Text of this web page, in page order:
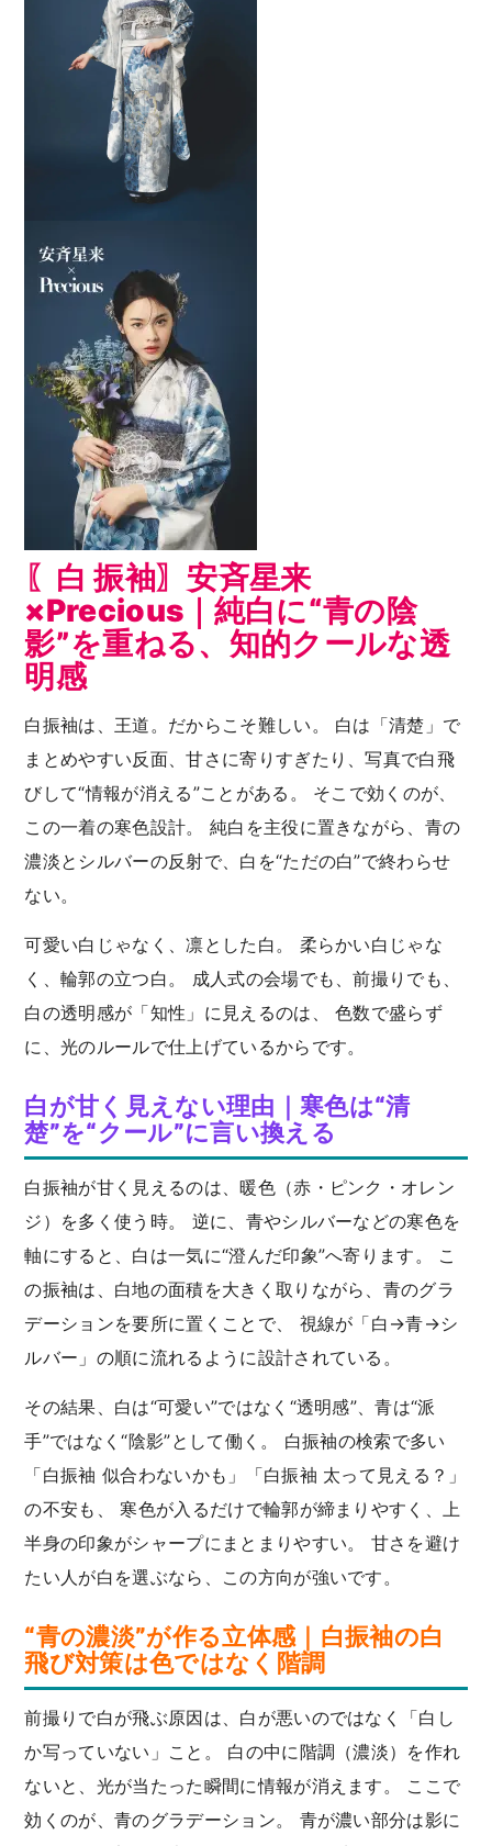
〖白 振袖〗安斉星来
×Precious｜純白に“青の陰
影”を重ねる、知的クールな透
明感
白振袖は、王道。だからこそ難しい。 白は「清楚」で
まとめやすい反面、甘さに寄りすぎたり、写真で白飛
びして“情報が消える”ことがある。 そこで効くのが、
この一着の寒色設計。 純白を主役に置きながら、青の
濃淡とシルバーの反射で、白を“ただの白”で終わらせ
ない。
可愛い白じゃなく、凛とした白。 柔らかい白じゃな
く、輪郭の立つ白。 成人式の会場でも、前撮りでも、
白の透明感が「知性」に見えるのは、 色数で盛らず
に、光のルールで仕上げているからです。
白が甘く見えない理由｜寒色は“清
楚”を“クール”に言い換える
白振袖が甘く見えるのは、暖色（赤・ピンク・オレン
ジ）を多く使う時。 逆に、青やシルバーなどの寒色を
軸にすると、白は一気に“澄んだ印象”へ寄ります。 こ
の振袖は、白地の面積を大きく取りながら、青のグラ
デーションを要所に置くことで、 視線が「白→青→シ
ルバー」の順に流れるように設計されている。
その結果、白は“可愛い”ではなく“透明感”、青は“派
手”ではなく“陰影”として働く。 白振袖の検索で多い
「白振袖 似合わないかも」「白振袖 太って見える？」
の不安も、 寒色が入るだけで輪郭が締まりやすく、上
半身の印象がシャープにまとまりやすい。 甘さを避け
たい人が白を選ぶなら、この方向が強いです。
“青の濃淡”が作る立体感｜白振袖の白
飛び対策は色ではなく階調
前撮りで白が飛ぶ原因は、白が悪いのではなく「白し
か写っていない」こと。 白の中に階調（濃淡）を作れ
ないと、光が当たった瞬間に情報が消えます。 ここで
効くのが、青のグラデーション。 青が濃い部分は影に